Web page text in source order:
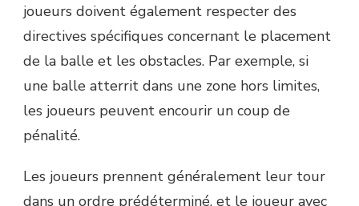
joueurs doivent également respecter des
directives spécifiques concernant le placement
de la balle et les obstacles. Par exemple, si
une balle atterrit dans une zone hors limites,
les joueurs peuvent encourir un coup de
pénalité.
Les joueurs prennent généralement leur tour
dans un ordre prédéterminé, et le joueur avec